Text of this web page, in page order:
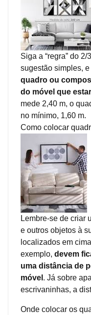
Siga a “regra” do
sugestão simples,
quadro ou
do móvel que
mede 2,40 m, o
no mínimo, 1,60 m.
Como colocar
Lembre-se de criar
e outros objetos à
localizados em
exemplo, devem
uma distância de
móvel . Já sobre
escrivaninhas, a
Onde colocar os